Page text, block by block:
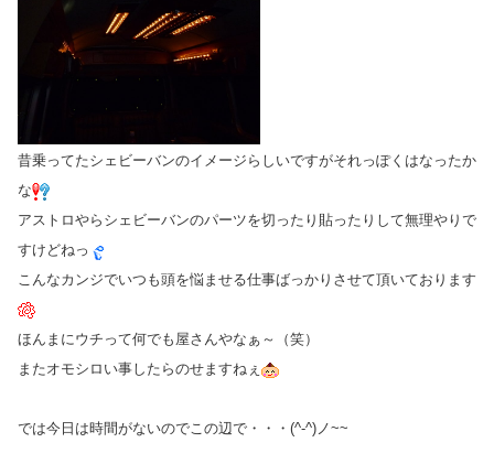
昔乗ってたシェビーバンのイメージらしいですがそれっぽくはなったか
な
アストロやらシェビーバンのパーツを切ったり貼ったりして無理やりで
すけどねっ
こんなカンジでいつも頭を悩ませる仕事ばっかりさせて頂いております
ほんまにウチって何でも屋さんやなぁ～（笑）
またオモシロい事したらのせますねぇ
では今日は時間がないのでこの辺で・・・(^-^)ノ~~